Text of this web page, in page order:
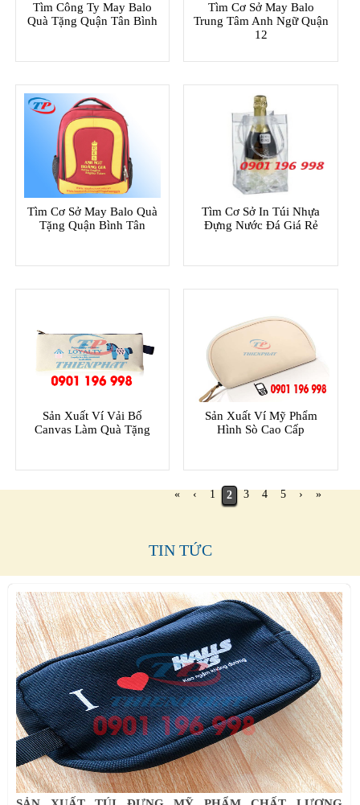
Tìm Công Ty May Balo
Quà Tặng Quận Tân Bình
Tìm Cơ Sở May Balo
Trung Tâm Anh Ngữ Quận
12
Tìm Cơ Sở May Balo Quà
Tặng Quận Bình Tân
Tìm Cơ Sở In Túi Nhựa
Đựng Nước Đá Giá Rẻ
Sản Xuất Ví Vải Bố
Canvas Làm Quà Tặng
Sản Xuất Ví Mỹ Phẩm
Hình Sò Cao Cấp
« ‹ 1 2 3 4 5 › »
TIN TỨC